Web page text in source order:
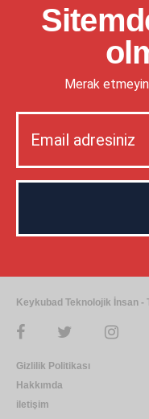
Merak
Keykubad Teknolojik İnsan -
Gizlilik Politikası
Hakkımda
iletişim